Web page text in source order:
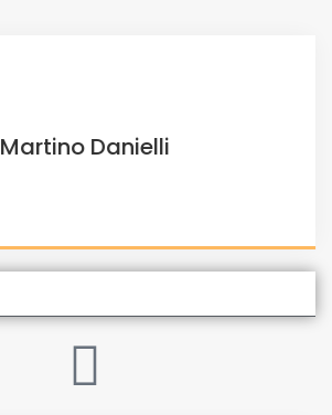
Martino Danielli